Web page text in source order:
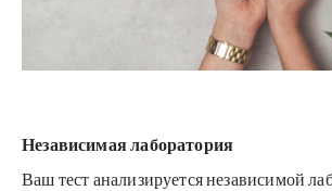
Независимая лаборатория
Ваш тест анализируется независимой